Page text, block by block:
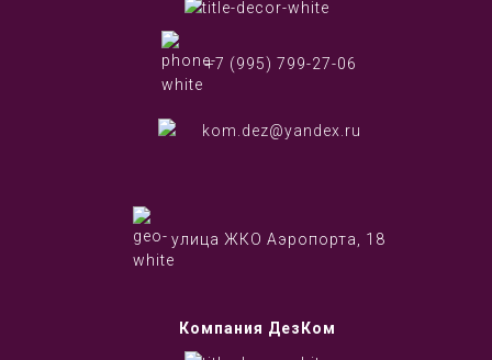
+7 (995) 799-27-06
kom.dez@yandex.ru
улица ЖКО Аэропорта, 18
Компания ДезКом